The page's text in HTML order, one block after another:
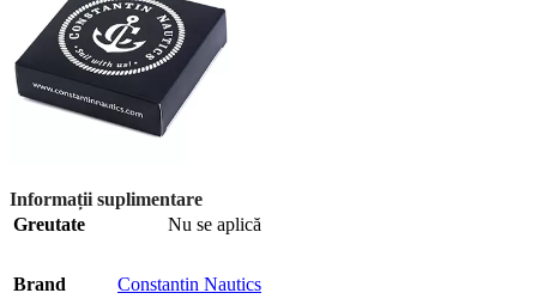
Informații suplimentare
Greutate
Nu se aplică
Brand Constantin Nautics